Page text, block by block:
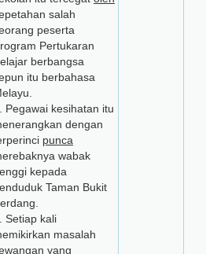
salah
peserta
Pertukaran
berbangsa
itu berbahasa
Pegawai kesihatan itu
dengan
punca
wabak
kepada
Taman Bukit
Setiap kali
masalah
yang